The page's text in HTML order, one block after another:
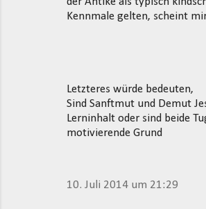
Kennmale gelten, scheint
Letzteres würde bedeuten,
Sind Sanftmut und Demut
Lerninhalt oder sind beide
motivierende Grund
10. Juli 2014 um 21:29